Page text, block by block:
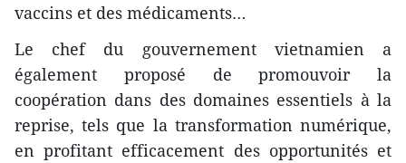
vaccins et des médicaments…
Le chef du gouvernement vietnamien a
également proposé de promouvoir la
coopération dans des domaines essentiels à la
reprise, tels que la transformation numérique,
en profitant efficacement des opportunités et